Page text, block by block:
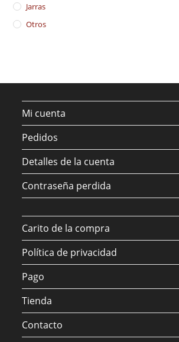
Jarras
Otros
Mi cuenta
Pedidos
Detalles de la cuenta
Contraseña perdida
Carito de la compra
Política de privacidad
Pago
Tienda
Contacto